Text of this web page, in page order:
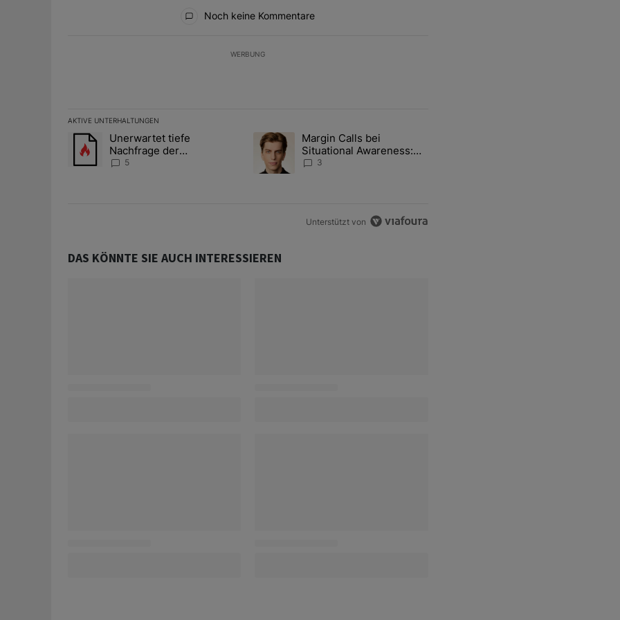
Noch keine Kommentare
WERBUNG
AKTIVE UNTERHALTUNGEN
Das Folgende ist eine Liste der am meisten kommentierten Artikel der letzten 7 days.
Ein Trendartikel mit dem Titel "Unerwartet tiefe Nachfrage der Zentralbanken könnte Goldpreis weiter belasten" mit 5
Unerwartet tiefe
Nachfrage der
Zentralbanken könnte
5
Ein Trendartikel mit dem Titel "Margin Calls bei Situational Awareness: Alles
Margin Calls bei
Situational Awareness:
Alles über den Retter-
3
Unterstützt von
DAS KÖNNTE SIE AUCH INTERESSIEREN